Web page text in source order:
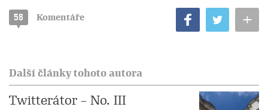
58 Komentáře +
Další články tohoto autora
Twitterátor – No. III